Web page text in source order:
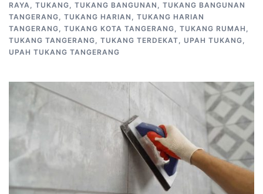
RAYA, TUKANG, TUKANG BANGUNAN , TUKANG BANGUNAN
TANGERANG, TUKANG HARIAN , TUKANG HARIAN
TANGERANG, TUKANG KOTA TANGERANG, TUKANG RUMAH ,
TUKANG TANGERANG, TUKANG TERDEKAT, UPAH TUKANG,
UPAH TUKANG TANGERANG